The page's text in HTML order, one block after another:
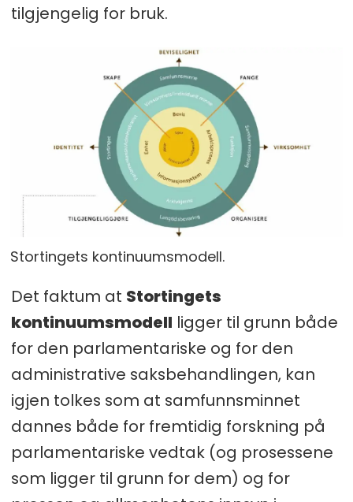
tilgjengelig for bruk.
Stortingets kontinuumsmodell.
Det faktum at Stortingets
kontinuumsmodell ligger til grunn både
for den parlamentariske og for den
administrative saksbehandlingen, kan
igjen tolkes som at samfunnsminnet
dannes både for fremtidig forskning på
parlamentariske vedtak (og prosessene
som ligger til grunn for dem) og for